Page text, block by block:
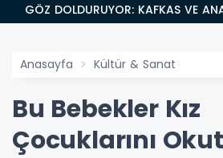
GÖZ DOLDURUYOR: KAFKAS VE
BULUŞMA
Anasayfa Kültür & Sanat
Bu Bebekler Kız
Çocuklarını